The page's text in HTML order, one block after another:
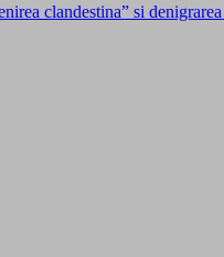
clandestina” si